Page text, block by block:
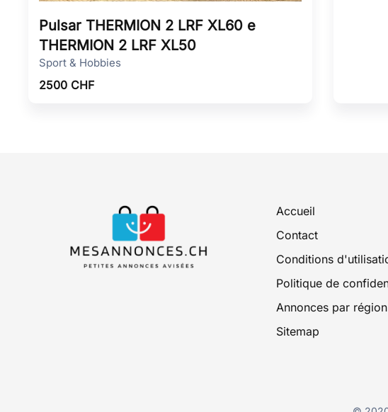
Pulsar THERMION 2 LRF XL60 e
THERMION 2 LRF XL50
Sport & Hobbies
2500 CHF
Accueil
Contact
Conditions
Politique de
Annonces par région
Sitemap